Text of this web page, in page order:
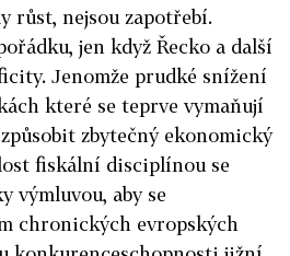
růst, nejsou zapotřebí.
jen když Řecko a další
Jenomže prudké snížení
které se teprve vymaňují
způsobit zbytečný ekonomický
fiskální disciplínou se
výmluvou, aby se
chronických evropských